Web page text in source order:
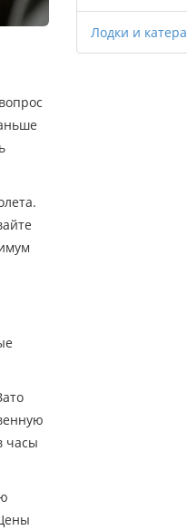
часы
Лодки и катера